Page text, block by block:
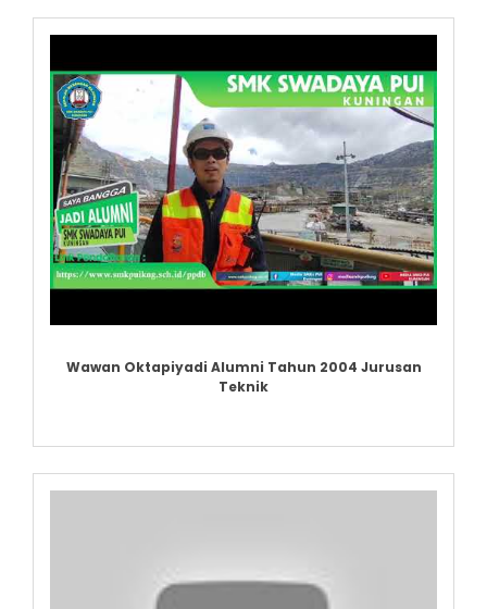
Wawan Oktapiyadi Alumni Tahun 2004 Jurusan
Teknik